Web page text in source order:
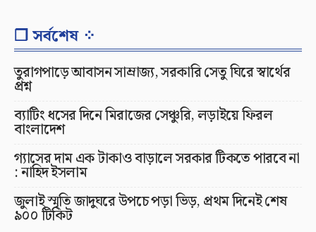
❐ সর্বশেষ ⁘
তুরাগপাড়ে আবাসন সাম্রাজ্য, সরকারি সেতু ঘিরে স্বার্থের
প্রশ্ন
ব্যাটিং ধসের দিনে মিরাজের সেঞ্চুরি, লড়াইয়ে ফিরল
বাংলাদেশ
গ্যাসের দাম এক টাকাও বাড়ালে সরকার টিকতে পারবে না
: নাহিদ ইসলাম
জুলাই স্মৃতি জাদুঘরে উপচে পড়া ভিড়, প্রথম দিনেই শেষ
৯০০ টিকিট